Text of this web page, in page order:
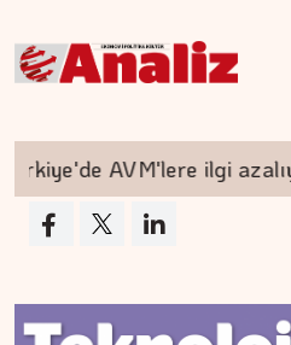
AVM'lere ilgi azalıyor